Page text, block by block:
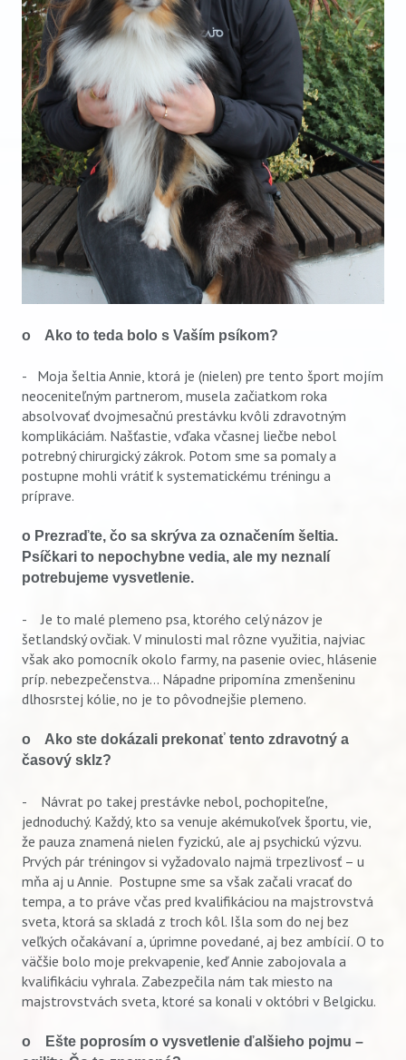
o Ako to teda bolo s Vaším psíkom?
- Moja šeltia Annie, ktorá je (nielen) pre tento šport mojím
neoceniteľným partnerom, musela začiatkom roka
absolvovať dvojmesačnú prestávku kvôli zdravotným
komplikáciám. Našťastie, vďaka včasnej liečbe nebol
potrebný chirurgický zákrok. Potom sme sa pomaly a
postupne mohli vrátiť k systematickému tréningu a
príprave.
o Prezraďte, čo sa skrýva za označením šeltia.
Psíčkari to nepochybne vedia, ale my neznalí
potrebujeme vysvetlenie.
- Je to malé plemeno psa, ktorého celý názov je
šetlandský ovčiak. V minulosti mal rôzne využitia, najviac
však ako pomocník okolo farmy, na pasenie oviec, hlásenie
príp. nebezpečenstva... Nápadne pripomína zmenšeninu
dlhosrstej kólie, no je to pôvodnejšie plemeno.
o Ako ste dokázali prekonať tento zdravotný a
časový sklz?
- Návrat po takej prestávke nebol, pochopiteľne,
jednoduchý. Každý, kto sa venuje akémukoľvek športu, vie,
že pauza znamená nielen fyzickú, ale aj psychickú výzvu.
Prvých pár tréningov si vyžadovalo najmä trpezlivosť – u
mňa aj u Annie. Postupne sme sa však začali vracať do
tempa, a to práve včas pred kvalifikáciou na majstrovstvá
sveta, ktorá sa skladá z troch kôl. Išla som do nej bez
veľkých očakávaní a, úprimne povedané, aj bez ambícií. O to
väčšie bolo moje prekvapenie, keď Annie zabojovala a
kvalifikáciu vyhrala. Zabezpečila nám tak miesto na
majstrovstvách sveta, ktoré sa konali v októbri v Belgicku.
o Ešte poprosím o vysvetlenie ďalšieho pojmu –